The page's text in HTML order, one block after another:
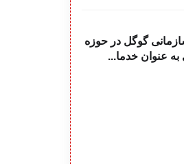
گوگل در حوزه
عنوان خدما...